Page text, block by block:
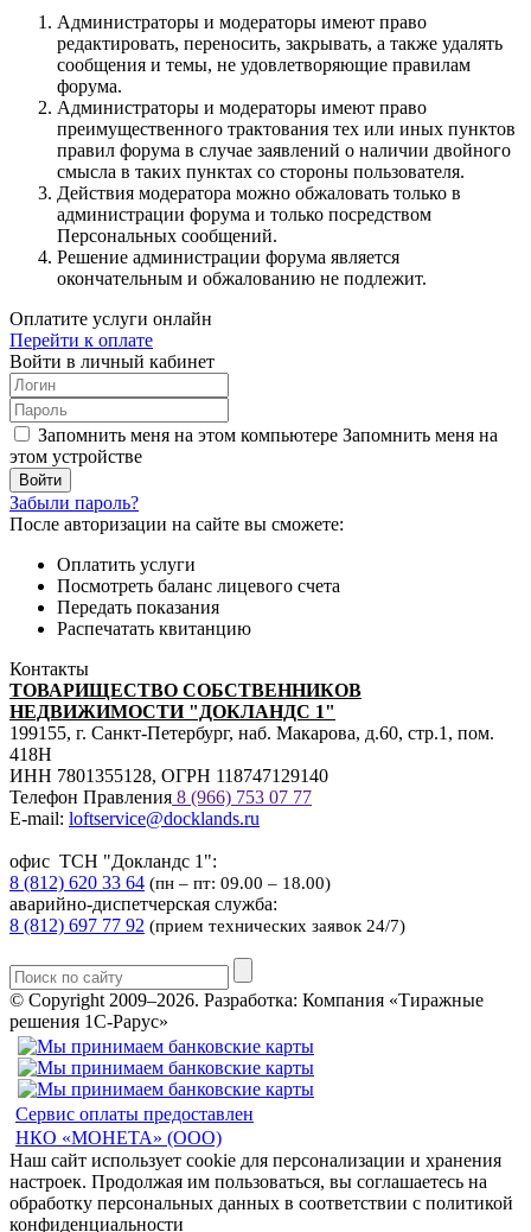
Администраторы и модераторы имеют право
редактировать, переносить, закрывать, а также удалять
сообщения и темы, не удовлетворяющие правилам
форума.
Администраторы и модераторы имеют право
преимущественного трактования тех или иных пунктов
правил форума в случае заявлений о наличии двойного
смысла в таких пунктах со стороны пользователя.
Действия модератора можно обжаловать только в
администрации форума и только посредством
Персональных сообщений.
Решение администрации форума является
окончательным и обжалованию не подлежит.
Оплатите услуги онлайн
Перейти к оплате
Войти в личный кабинет
Запомнить меня на этом компьютере Запомнить меня на
этом устройстве
Забыли пароль?
После авторизации на сайте вы сможете:
Оплатить услуги
Посмотреть баланс лицевого счета
Передать показания
Распечатать квитанцию
Контакты
ТОВАРИЩЕСТВО СОБСТВЕННИКОВ
НЕДВИЖИМОСТИ "ДОКЛАНДС 1"
199155, г. Санкт-Петербург, наб. Макарова, д.60, стр.1, пом.
418Н
ИНН 7801355128, ОГРН 118747129140
Телефон Правления 8 (966) 753 07 77
E-mail: loftservice@docklands.ru
офис ТСН "Докландс 1":
8 (812) 620 33 64 (пн – пт: 09.00 – 18.00)
аварийно-диспетчерская служба:
8 (812) 697 77 92 (прием технических заявок 24/7)
© Copyright 2009–2026. Разработка: Компания «Тиражные
решения 1С-Рарус»
Сервис оплаты предоставлен
НКО «МОНЕТА» (ООО)
Наш сайт использует cookie для персонализации и хранения
настроек. Продолжая им пользоваться, вы соглашаетесь на
обработку персональных данных в соответствии с политикой
конфиденциальности